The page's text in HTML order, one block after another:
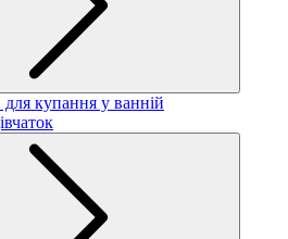
для купання у ванній